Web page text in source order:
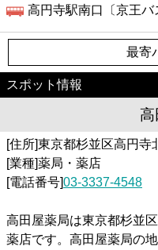
高円寺駅南口〔京王バ
最寄
スポット情報
高
[住所]東京都杉並区高円寺
[業種]薬局・薬店
[電話番号]03-3337-4548
高田屋薬局は東京都杉並
薬店です。高田屋薬局の